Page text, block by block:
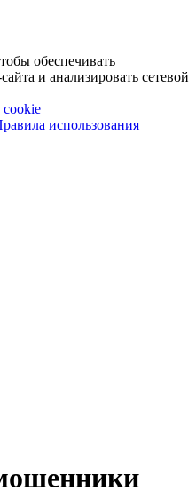
обеспечивать
и анализировать сетевой
cookie
использования